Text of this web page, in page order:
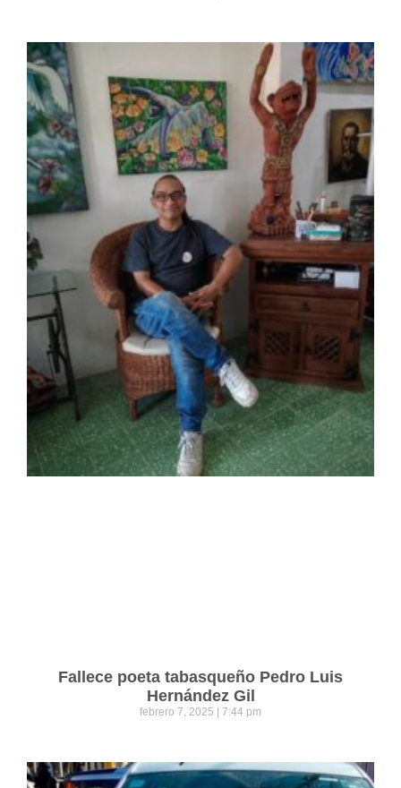
Fallece poeta tabasqueño Pedro Luis
Hernández Gil
febrero 7, 2025 7:44 pm